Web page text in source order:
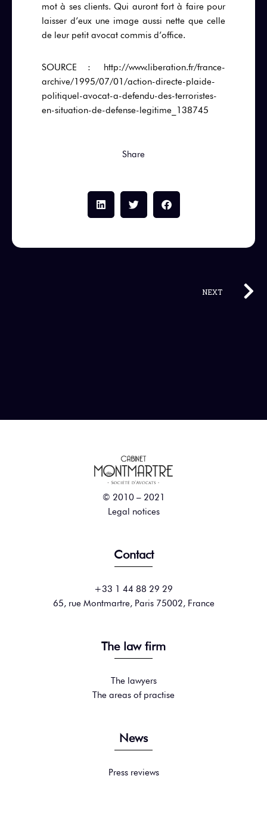
mot à ses clients. Qui auront fort à faire pour
laisser d’eux une image aussi nette que celle
de leur petit avocat commis d’office.
SOURCE : http://www.liberation.fr/france-
archive/1995/07/01/action-directe-plaide-
politiquel-avocat-a-defendu-des-terroristes-
en-situation-de-defense-legitime_138745
Share
NEXT
© 2010 – 2021
Legal notices
Contact
+33 1 44 88 29 29
65, rue Montmartre, Paris 75002, France
The law firm
The lawyers
The areas of practise
News
Press reviews